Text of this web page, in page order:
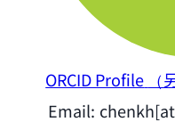
ORCID Profile （
Email: